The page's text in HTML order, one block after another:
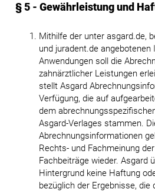
§ 5 - Gewährleistung und
Mithilfe der unter asgard.de,
und juradent.de angebotenen
Anwendungen soll die
zahnärztlicher Leistungen
stellt Asgard
Verfügung, die auf
dem
Asgard-Verlages stammen.
Abrechnungsinformationen
Rechts- und Fachmeinung
Fachbeiträge wieder. Asgard
Hintergrund keine Haftung
bezüglich der Ergebnisse,